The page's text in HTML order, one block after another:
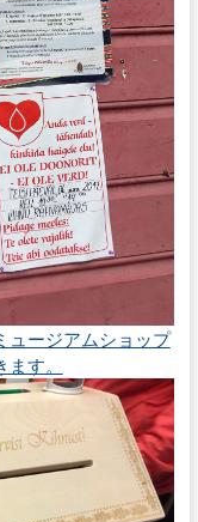
ュージアムショップ
す。